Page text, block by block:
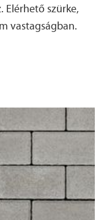
szürke,
vastagságban.